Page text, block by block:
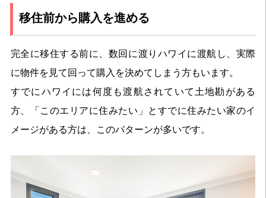
移住前から購入を進める
完全に移住する前に、数回に渡りハワイに渡航し、実際
に物件を見て回って購入を決めてしまう方もいます。
すでにハワイには何度も渡航されていて土地勘がある
方、「このエリアに住みたい」とすでに住みたい家のイ
メージがある方は、このパターンが多いです。